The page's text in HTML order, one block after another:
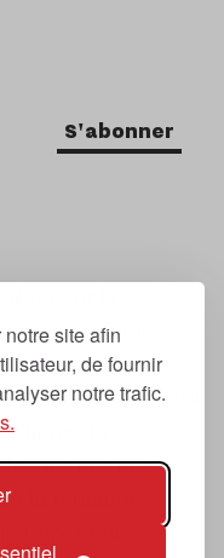
site afin
de fournir
notre trafic.
S'abonner
sur la
dont la
», « suivant
du
tendances
la musique
hop, et des